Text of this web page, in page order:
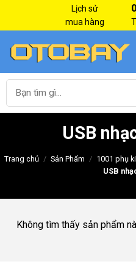
Lịch sử
mua hàng
Tìm
USB
Trang chủ / Sản Phẩm / 1001 phụ
USB
Không tìm thấy sản phẩm